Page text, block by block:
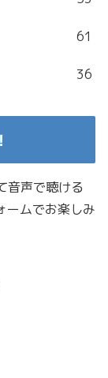
61
36
音声で聴ける
ームでお楽しみ